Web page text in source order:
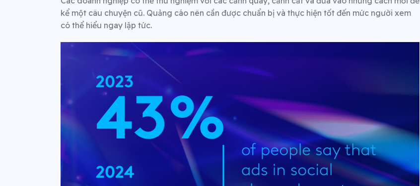
kể một câu chuyện cũ. Quảng cáo nên cần được chuẩn bị và thực hiện tốt đến mức người xem
có thể hiểu ngay lập tức.